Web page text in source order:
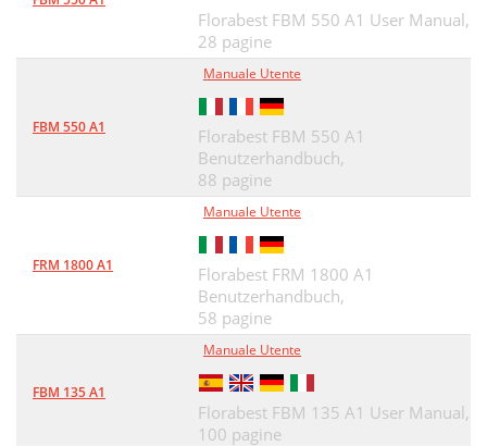
Florabest FBM 550 A1 User Manual,
28 pagine
FBM 550 A1
Manuale Utente
Florabest FBM 550 A1
Benutzerhandbuch,
88 pagine
FRM 1800 A1
Manuale Utente
Florabest FRM 1800 A1
Benutzerhandbuch,
58 pagine
FBM 135 A1
Manuale Utente
Florabest FBM 135 A1 User Manual,
100 pagine